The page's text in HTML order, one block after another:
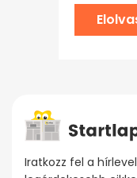
Iratkozz fel a